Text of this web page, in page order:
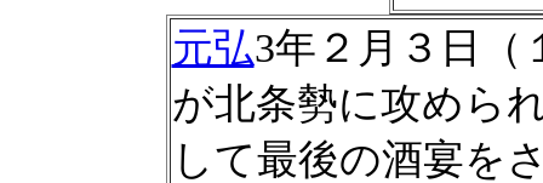
元弘3年２月３日（
が北条勢に攻めら
して最後の酒宴を